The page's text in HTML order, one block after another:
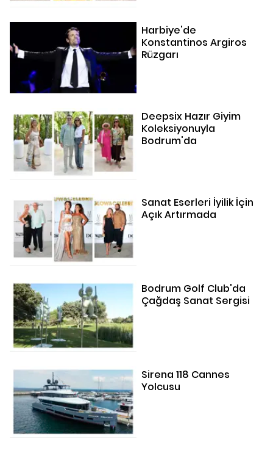
Harbiye'de
Konstantinos Argiros
Rüzgarı
Deepsix Hazır Giyim
Koleksiyonuyla
Bodrum'da
Sanat Eserleri İyilik İçin
Açık Artırmada
Bodrum Golf Club'da
Çağdaş Sanat Sergisi
Sirena 118 Cannes
Yolcusu